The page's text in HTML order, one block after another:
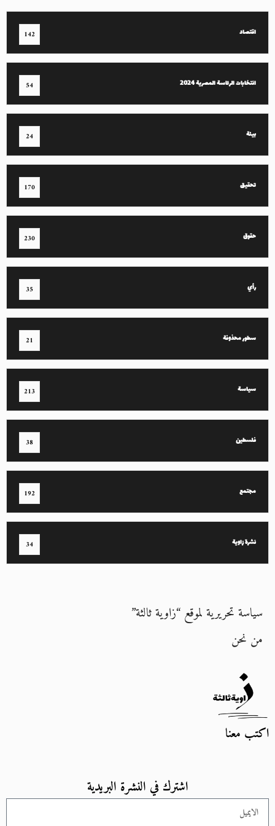
اقتصاد 142
انتخابات الرئاسة المصرية 2024 54
بيئة 24
تحقيق 170
حقوق 230
رأي 35
سطور محذوفة 21
سياسة 213
فلسطين 38
مجتمع 192
نشرة زاوية 34
سياسة تحريرية لموقع “زاوية ثالثة”
من نحن
اكتب معنا
اشترك في النشرة البريدية